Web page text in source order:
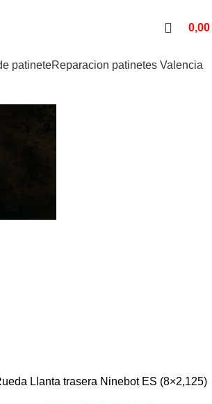
0,00
patineteReparacion patinetes Valencia
Llanta trasera Ninebot ES (8×2,125)